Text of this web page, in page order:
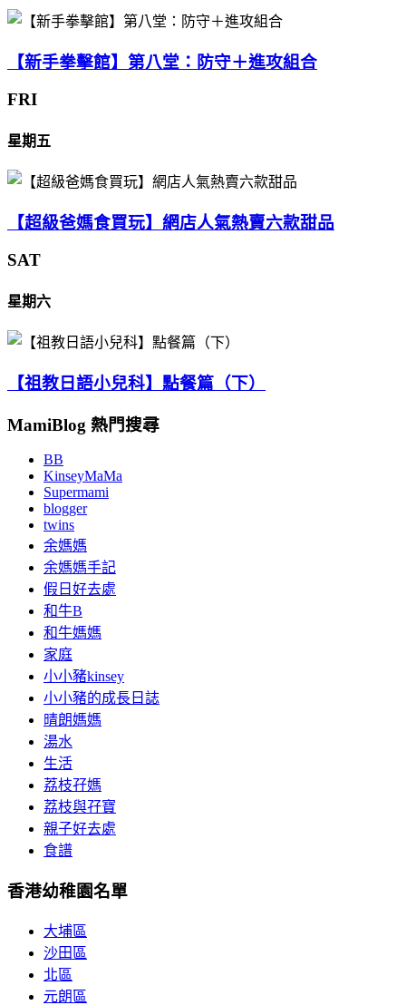
【新手拳擊館】第八堂：防守＋進攻組合
FRI
星期五
【超級爸媽食買玩】網店人氣熱賣六款甜品
SAT
星期六
【祖教日語小兒科】點餐篇（下）
MamiBlog 熱門搜尋
BB
KinseyMaMa
Supermami
blogger
twins
余媽媽
余媽媽手記
假日好去處
和牛B
和牛媽媽
家庭
小小豬kinsey
小小豬的成長日誌
晴朗媽媽
湯水
生活
荔枝孖媽
荔枝與孖寶
親子好去處
食譜
香港幼稚園名單
大埔區
沙田區
北區
元朗區